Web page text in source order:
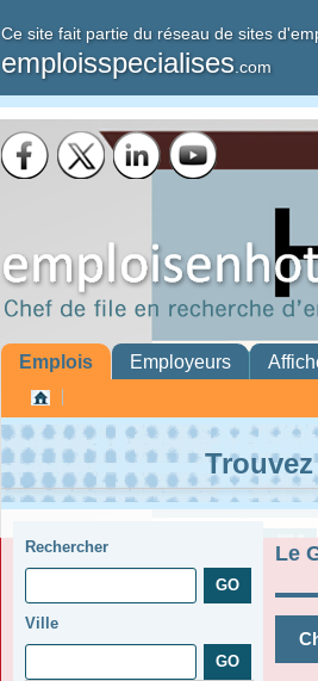
Ce site fait partie du réseau de sites
emploisspecialises .com
Emplois Employeurs
Rechercher
Ville
Le